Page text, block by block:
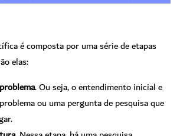
é composta por uma série de etapas
elas:
. Ou seja, o entendimento inicial e
ou uma pergunta de pesquisa que